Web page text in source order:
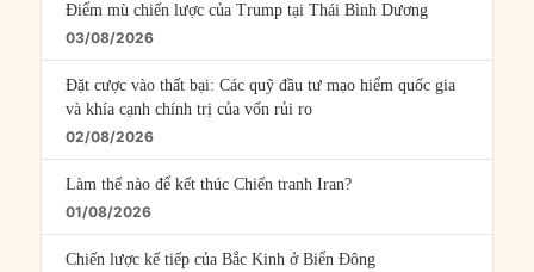
Điểm mù chiến lược của Trump tại Thái Bình Dương
03/08/2026
Đặt cược vào thất bại: Các quỹ đầu tư mạo hiểm quốc gia
và khía cạnh chính trị của vốn rủi ro
02/08/2026
Làm thế nào để kết thúc Chiến tranh Iran?
01/08/2026
Chiến lược kế tiếp của Bắc Kinh ở Biển Đông